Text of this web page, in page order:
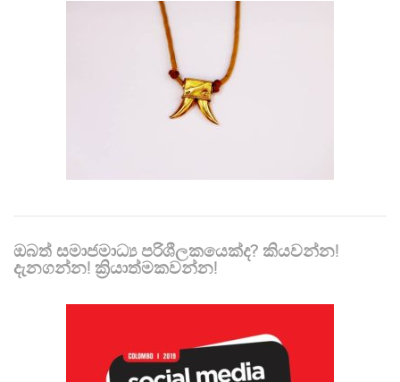
ඔබත් සමාජමාධ්‍ය පරිශීලකයෙක්ද? කියවන්න!
දැනගන්න! ක්‍රියාත්මකවන්න!